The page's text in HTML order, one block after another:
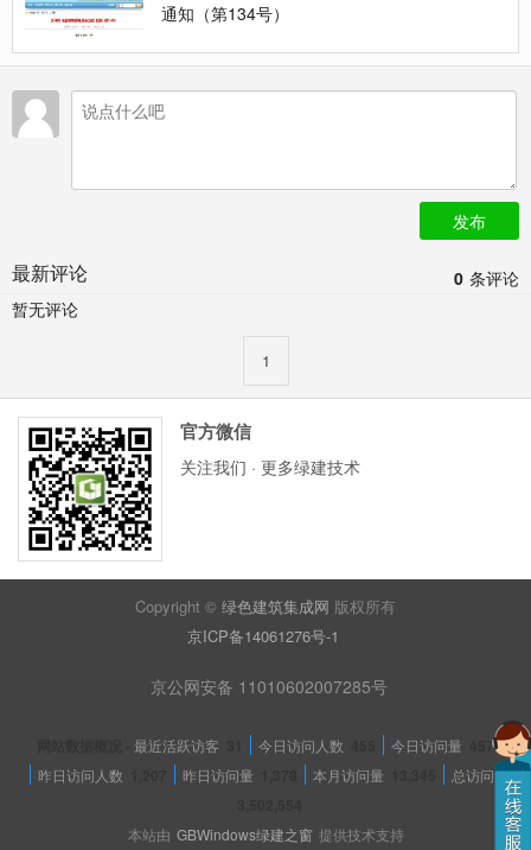
通知（第134号）
发布
0 条评论
最新评论
暂无评论
1
官方微信
关注我们 · 更多绿建技术
Copyright © 绿色建筑集成网 版权所有
京ICP备14061276号-1
京公网安备 11010602007285号
最近活跃访客 今日访问人数 今日访问量 457
昨日访问人数 昨日访问量 本月访问量 总访问量
本站由 GBWindows绿建之窗 提供技术支持